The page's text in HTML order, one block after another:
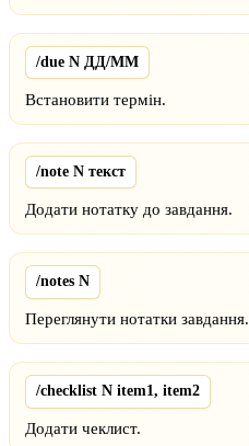
/due N ДД/ММ
Встановити термін.
/note N текст
Додати нотатку до завдання.
/notes N
Переглянути нотатки завдання.
/checklist N item1, item2
Додати чеклист.